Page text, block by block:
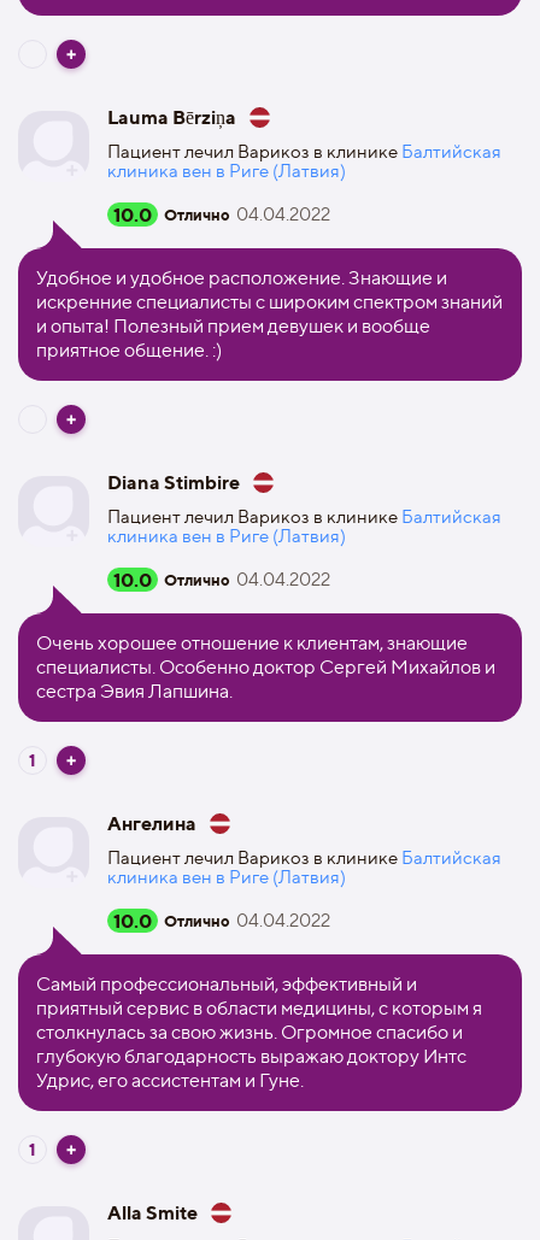
Lauma Bērziņa
Пациент лечил Варикоз в клинике Балтийская
клиника вен в Риге (Латвия)
10.0 Отлично 04.04.2022
Удобное и удобное расположение. Знающие и
искренние специалисты с широким спектром знаний
и опыта! Полезный прием девушек и вообще
приятное общение. :)
Diana Stimbire
Пациент лечил Варикоз в клинике Балтийская
клиника вен в Риге (Латвия)
10.0 Отлично 04.04.2022
Очень хорошее отношение к клиентам, знающие
специалисты. Особенно доктор Сергей Михайлов и
сестра Эвия Лапшина.
1
Ангелина
Пациент лечил Варикоз в клинике Балтийская
клиника вен в Риге (Латвия)
10.0 Отлично 04.04.2022
Самый профессиональный, эффективный и
приятный сервис в области медицины, с которым я
столкнулась за свою жизнь. Огромное спасибо и
глубокую благодарность выражаю доктору Интс
Удрис, его ассистентам и Гуне.
1
Alla Smite